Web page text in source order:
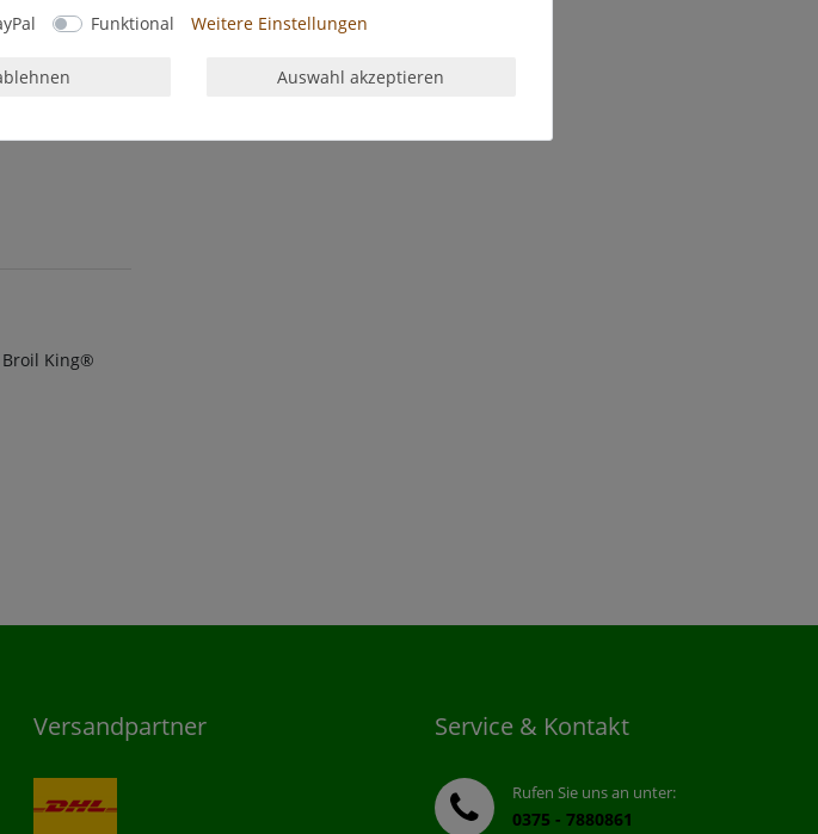
King®
Versandpartner Service & Kontakt
Rufen Sie uns an unter:
0375 - 7880861
Funktional Weitere Einstellungen
Auswahl akzeptieren